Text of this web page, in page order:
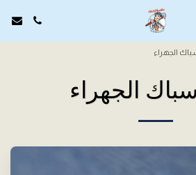
الجهراء
الجهراء